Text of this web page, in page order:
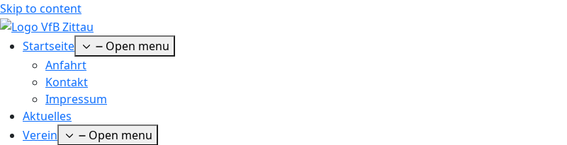
Skip to content
Startseite
Open menu
Anfahrt
Kontakt
Impressum
Aktuelles
Verein
Open menu